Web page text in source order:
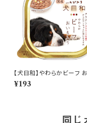
【犬日和】やわらかビーフ
入り
¥193
同じ